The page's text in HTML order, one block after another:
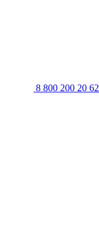
8 800 200 20 62